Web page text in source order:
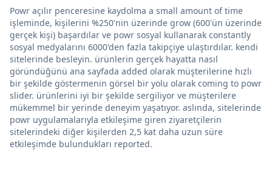
Powr açılır penceresine kaydolma a small amount of time
işleminde, kişilerini %250'nin üzerinde grow (600'ün üzerinde
gerçek kişi) başardılar ve powr sosyal kullanarak constantly
sosyal medyalarını 6000'den fazla takipçiye ulaştırdılar. kendi
sitelerinde besleyin. ürünlerin gerçek hayatta nasıl
göründüğünü ana sayfada added olarak müşterilerine hızlı
bir şekilde göstermenin görsel bir yolu olarak coming to powr
slider. ürünlerini iyi bir şekilde sergiliyor ve müşterilere
mükemmel bir yerinde deneyim yaşatıyor. aslında, sitelerinde
powr uygulamalarıyla etkileşime giren ziyaretçilerin
sitelerindeki diğer kişilerden 2,5 kat daha uzun süre
etkileşimde bulundukları reported.